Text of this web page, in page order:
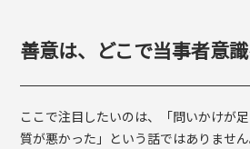
善意は、どこで当事者意
ここで注目したいのは、「問いかけが
質が悪かった」という話ではありません